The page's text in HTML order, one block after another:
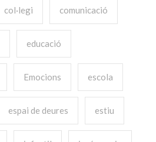
col·legi comunicació
educació
Emocions escola
espai de deures estiu